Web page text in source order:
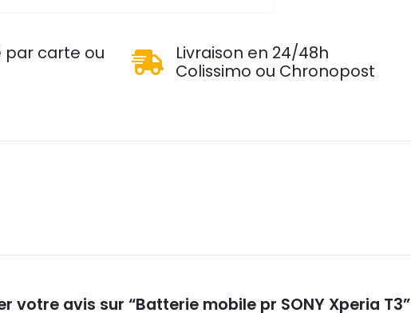
par carte ou
Livraison en 24/48h
Colissimo ou Chronopost
votre avis sur “Batterie mobile pr SONY Xperia T3”